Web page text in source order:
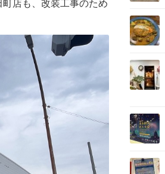
店も、改装工事のため